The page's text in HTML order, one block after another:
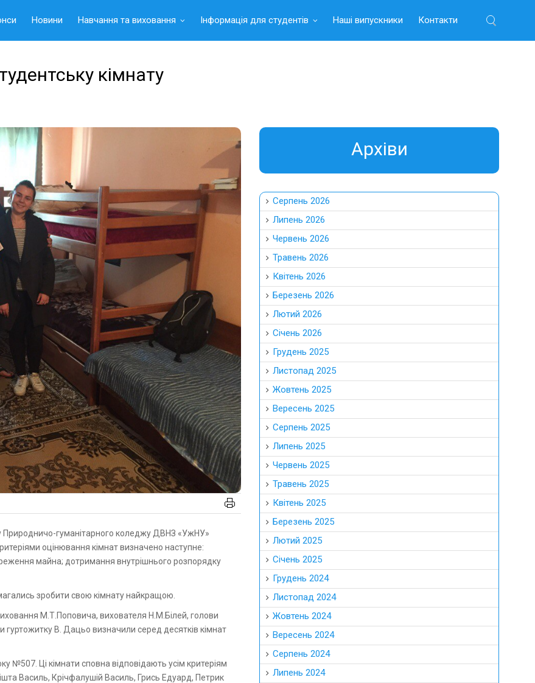
Новини Навчання та виховання Інформація для студентів Наші випускники Контакти
кімнату
оцінювання кімнат визначено наступне:
майна; дотримання внутрішнього розпорядку
зробити свою кімнату найкращою.
М.Т.Поповича, вихователя Н.М.Білей, голови
В. Дацьо визначили серед десятків кімнат
Ці кімнати сповна відповідають усім критеріям
Василь, Крічфалушій Василь, Грись Едуард, Петрик
Aрхіви
Серпень 2026
Липень 2026
Червень 2026
Травень 2026
Квітень 2026
Березень 2026
Лютий 2026
Січень 2026
Грудень 2025
Листопад 2025
Жовтень 2025
Вересень 2025
Серпень 2025
Липень 2025
Червень 2025
Травень 2025
Квітень 2025
Березень 2025
Лютий 2025
Січень 2025
Грудень 2024
Листопад 2024
Жовтень 2024
Вересень 2024
Серпень 2024
Липень 2024